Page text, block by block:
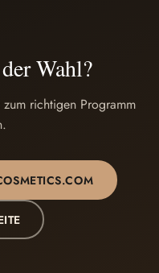
Wahl?
richtigen Programm